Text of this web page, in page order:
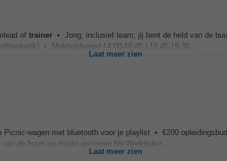
of trainer • Jong, inclusief team; jij bent de held van de
• Middag/Avond 14:00-16:45 | 16:45-19:30...
Laat meer zien
wagen met bluetooth voor je playlist • €200
de buurt en maakt gezinnen blij Werktijden...
Laat meer zien